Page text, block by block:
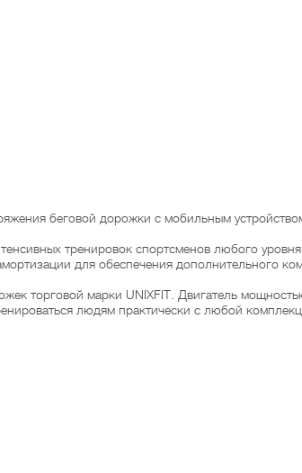
беговой дорожки с мобильным
тренировок спортсменов любого
для обеспечения дополнительного
торговой марки UNIXFIT. Двигатель
людям практически с любой